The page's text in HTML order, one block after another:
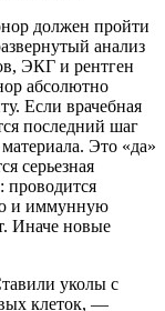
должен пройти
анализ
ЭКГ и рентген
абсолютно
Если врачебная
последний шаг
Это «да»
серьезная
проводится
и иммунную
Иначе новые
уколы с
клеток, —